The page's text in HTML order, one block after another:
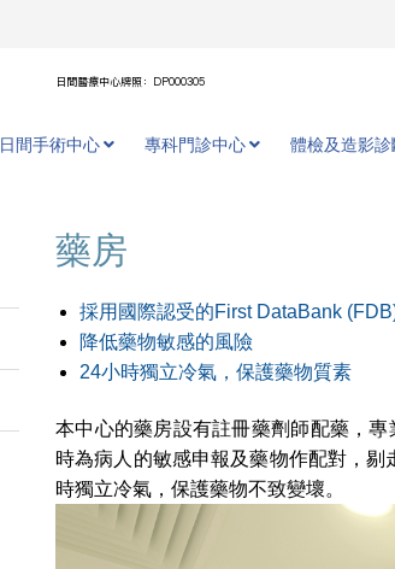
日間醫療中心牌照：DP000305
日間手術中心 專科門診中心 體檢及造影
藥房
採用國際認受的First DataBank
降低藥物敏感的風險
24小時獨立冷氣，保護藥物質素
本中心的藥房設有註冊藥劑師配藥，
時為病人的敏感申報及藥物作配對，
時獨立冷氣，保護藥物不致變壞。